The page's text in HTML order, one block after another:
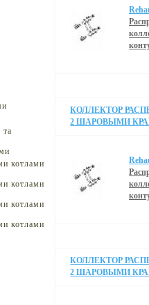
та
котлами
котлами
котлами
котлами
КОЛЛЕКТОР
2 ШАРОВЫМИ
КОЛЛЕКТОР
2 ШАРОВЫМИ